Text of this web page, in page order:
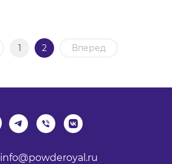
1 2 Вперед
info@powderoyal.ru